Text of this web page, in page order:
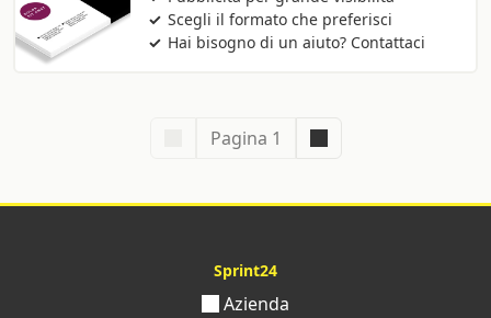
Scegli il formato che preferisci
Hai bisogno di un aiuto? Contattaci
Pagina 1
Sprint24
Azienda